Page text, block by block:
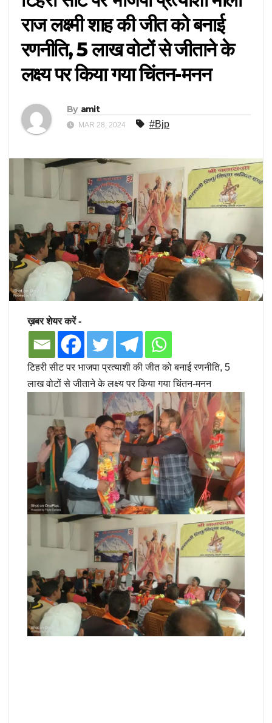
राज लक्ष्मी शाह की जीत को बनाई
रणनीति, 5 लाख वोटों से जीताने के
लक्ष्य पर किया गया चिंतन-मनन
By amit
MAR 28, 2024 #Bjp
ख़बर शेयर करें -
टिहरी सीट पर भाजपा प्रत्याशी की जीत को बनाई रणनीति, 5
लाख वोटों से जीताने के लक्ष्य पर किया गया चिंतन-मनन